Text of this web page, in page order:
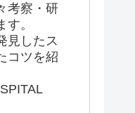
考察・研
。
見したス
コツを紹